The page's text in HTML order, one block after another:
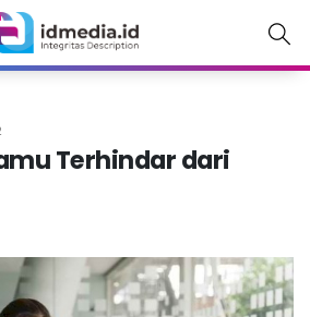
Terhindar dari